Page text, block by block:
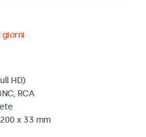
giorni
HD)
RCA
x 33 mm